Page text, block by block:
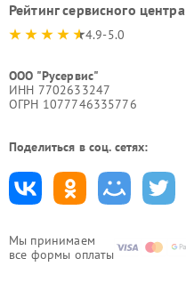
Мы принимаем
все формы оплаты
Рейтинг сервисного центра
4.9-5.0
ООО "Русервис"
ИНН 7702633247
ОГРН 1077746335776
Поделиться в соц. сетях: